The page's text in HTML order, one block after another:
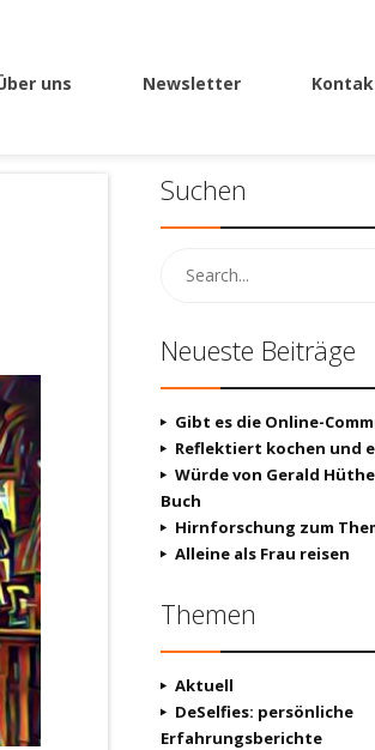
uns Newsletter
Suchen
Neueste Beiträge
Gibt es die Online-
Reflektiert kochen und
Würde von Gerald
Buch
Hirnforschung zum
Alleine als Frau reisen
Themen
Aktuell
DeSelfies: persönliche
Erfahrungsberichte